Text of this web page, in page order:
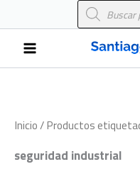
al
contenido
Búsqueda
de
Main
Menu
Inicio/ Productos
seguridad industrial